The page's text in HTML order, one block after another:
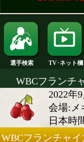
選手検索 TV･ネ
WBCフラ